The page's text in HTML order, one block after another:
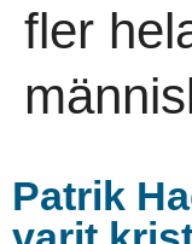
fler
Patrik